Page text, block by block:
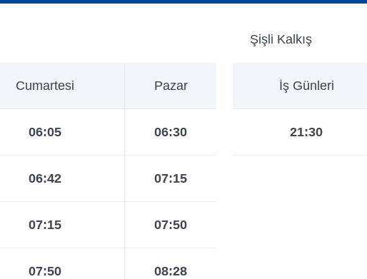
Cumartesi Pazar
06:05 06:30
06:42 07:15
07:15 07:50
07:50 08:28
Şişli Kalkış
İş Günleri
21:30